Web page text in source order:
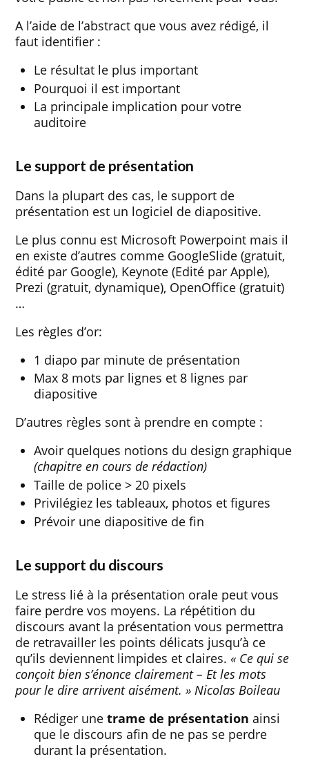
A l’aide de l’abstract que vous avez rédigé, il
faut identifier :
Le résultat le plus important
Pourquoi il est important
La principale implication pour votre
auditoire
Le support de présentation
Dans la plupart des cas, le support de
présentation est un logiciel de diapositive.
Le plus connu est Microsoft Powerpoint mais il
en existe d’autres comme GoogleSlide (gratuit,
édité par Google), Keynote (Edité par Apple),
Prezi (gratuit, dynamique), OpenOffice (gratuit)
…
Les règles d’or:
1 diapo par minute de présentation
Max 8 mots par lignes et 8 lignes par
diapositive
D’autres règles sont à prendre en compte :
Avoir quelques notions du design graphique
(chapitre en cours de rédaction)
Taille de police > 20 pixels
Privilégiez les tableaux, photos et figures
Prévoir une diapositive de fin
Le support du discours
Le stress lié à la présentation orale peut vous
faire perdre vos moyens. La répétition du
discours avant la présentation vous permettra
de retravailler les points délicats jusqu’à ce
qu’ils deviennent limpides et claires.« Ce qui se
conçoit bien s’énonce clairement – Et les mots
pour le dire arrivent aisément. » Nicolas Boileau
Rédiger unetrame de présentation ainsi
que le discours afin de ne pas se perdre
durant la présentation.